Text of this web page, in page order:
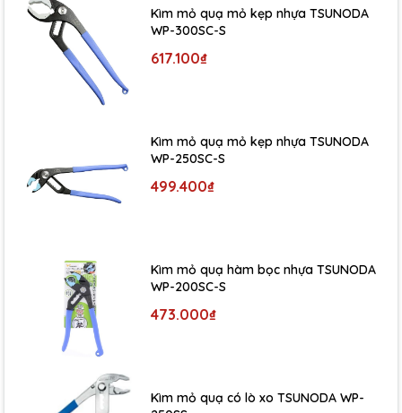
Kìm mỏ quạ mỏ kẹp nhựa TSUNODA
WP-300SC-S
617.100₫
Kìm mỏ quạ mỏ kẹp nhựa TSUNODA
WP-250SC-S
499.400₫
Kìm mỏ quạ hàm bọc nhựa TSUNODA
WP-200SC-S
473.000₫
Kìm mỏ quạ có lò xo TSUNODA WP-